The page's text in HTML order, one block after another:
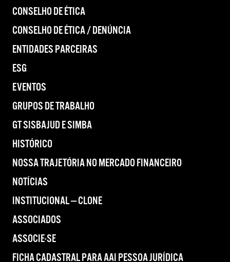
CONSELHO DE ÉTICA
CONSELHO DE ÉTICA / DENÚNCIA
ENTIDADES PARCEIRAS
ESG
EVENTOS
GRUPOS DE TRABALHO
GT SISBAJUD E SIMBA
HISTÓRICO
NOSSA TRAJETÓRIA NO MERCADO FINANCEIRO
NOTÍCIAS
INSTITUCIONAL — CLONE
ASSOCIADOS
ASSOCIE-SE
FICHA CADASTRAL PARA AAI PESSOA JURÍDICA